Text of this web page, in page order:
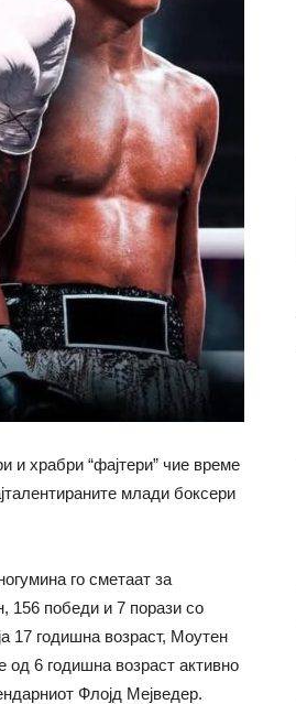
и храбри “фајтери” чие време
млади боксери
го сметаат за
156 победи и 7 порази со
17 годишна возраст, Моутен
6 годишна возраст активно
Флојд Мејведер.